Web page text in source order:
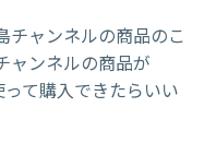
チャンネルの商品のこ
ャンネルの商品が
て購入できたらいい